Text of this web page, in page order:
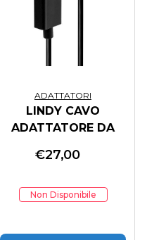
ADATTATORI
LINDY CAVO
ADATTATORE DA
HDMI 4K60HZ, 2 M
€27,00
Non Disponibile